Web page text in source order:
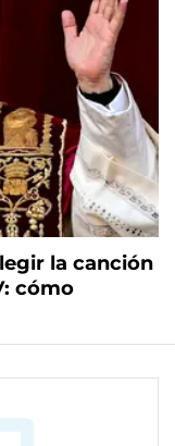
la canción
cómo